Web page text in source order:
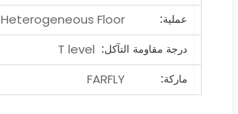
عملية:
Heterogeneous Floor
درجة مقاومة التآكل: T level
ماركة:
FARFLY